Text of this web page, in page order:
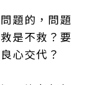
題的，問題
是不救？要
心交代？